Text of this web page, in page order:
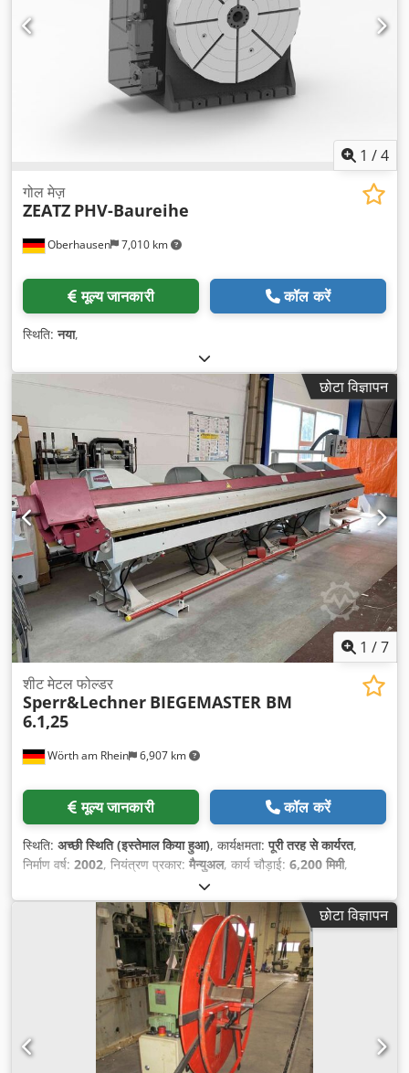
1 /4
Oberhausen 7,010 km
गोल मेज़
ZEATZ PHV-Baureihe
मूल्य जानकारी कॉल करें
स्थिति:नया,
छोटा विज्ञापन
1 /7
Wörth am Rhein 6,907 km
शीट मेटल फोल्डर
Sperr&Lechner BIEGEMASTER BM
6.1,25
मूल्य जानकारी कॉल करें
स्थिति: अच्छी स्थिति (इस्तेमाल किया हुआ), कार्यक्षमता:पूरी तरह से कार्यरत,
निर्माण वर्ष: 2002, नियंत्रण प्रकार: मैन्युअल, कार्य चौड़ाई: 6,200 मिमी,
पैडलकंट्रोल रिमोट, प्रलेखन / मैन्युअल
छोटा विज्ञापन